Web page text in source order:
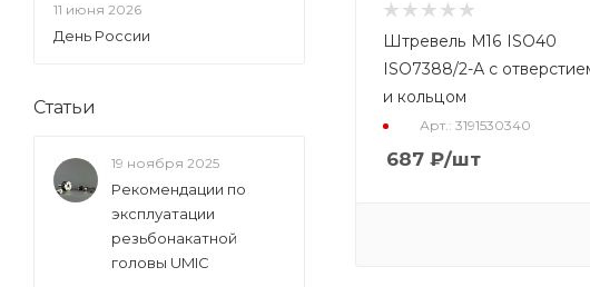
Штревель М16 ISO40
ISO7388/2-А с
и кольцом
Арт.: 3191530340
687 ₽/шт
11 июня 2026
День России
Статьи
19 ноября 2025
Рекомендации по
эксплуатации
резьбонакатной
головы UMIC